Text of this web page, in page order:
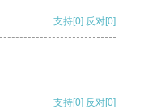
支持[0] 反对[0]
支持[0] 反对[0]